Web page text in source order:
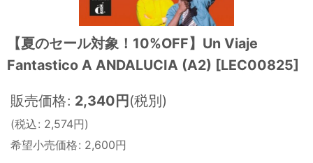
【夏のセール対象！10%OFF】Un Viaje
Fantastico A ANDALUCIA (A2) [LEC00825]
販売価格: 2,340 円 (税別)
(税込: 2,574円)
希望小売価格: 2,600円